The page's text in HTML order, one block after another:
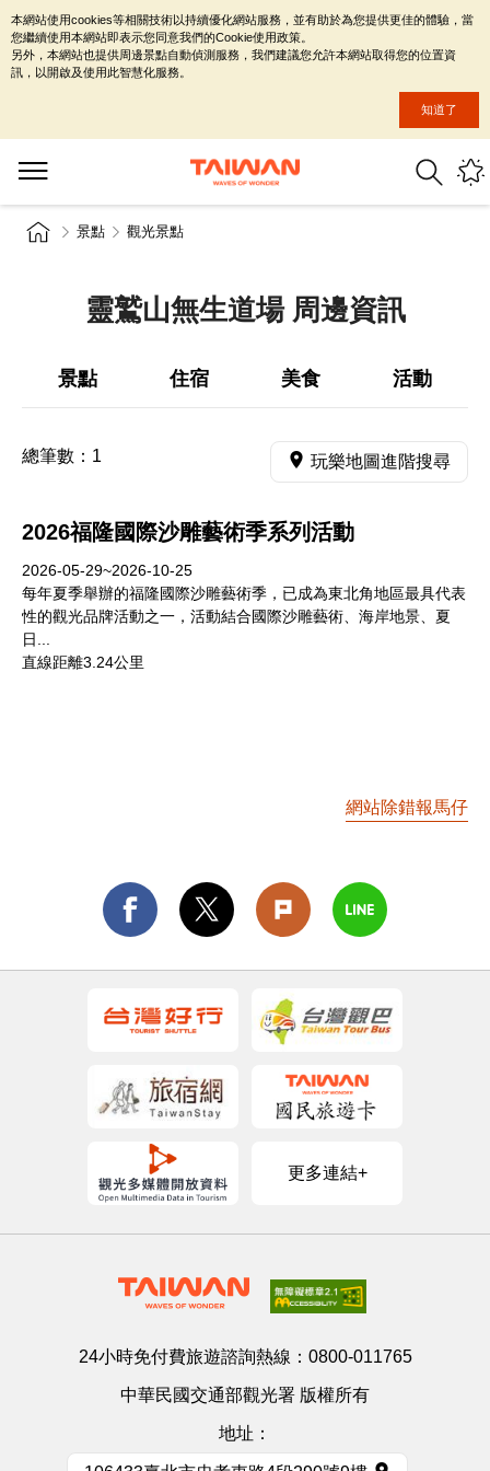
景點 觀光景點
靈鷲山無生道場 周邊資訊
景點 住宿 美食 活動
總筆數： 1 玩樂地圖進階搜尋
2026福隆國際沙雕藝術季系列活動
2026-05-29~2026-10-25
每年夏季舉辦的福隆國際沙雕藝術季，已成為東北角地區最具代表
性的觀光品牌活動之一，活動結合國際沙雕藝術、海岸地景、夏
日...
直線距離3.24公里
網站除錯報馬仔
更多連結+
24小時免付費旅遊諮詢熱線： 0800-011765
中華民國交通部觀光署 版權所有
地址：
本網站使用cookies等相關技術以持續優化網站服務，並有助於為您提供更佳的體驗，當
您繼續使用本網站即表示您同意我們的Cookie使用政策。
另外，本網站也提供周邊景點自動偵測服務，我們建議您允許本網站取得您的位置資
訊，以開啟及使用此智慧化服務。
知道了